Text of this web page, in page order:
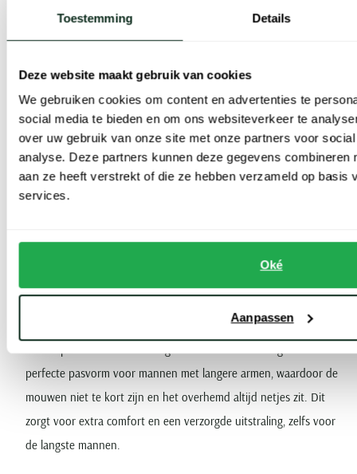
Toestemming Details
Deze website maakt gebruik van cookies
We gebruiken cookies om content en advertenties te
social media te bieden en om ons websiteverkeer te
over uw gebruik van onze site met onze partners voor
analyse. Deze partners kunnen deze gegevens combineren
aan ze heeft verstrekt of die ze hebben verzameld op basis
services.
Oké
Aanpassen
Hierdoor kun je altijd een overhemd vinden dat perfect past bij
jouw behoeften en de gelegenheid.
zijn ideaal voor een formele en professionele
uitstraling. Ze zijn perfect voor kantoor, zakelijke bijeenkomsten
of speciale gelegenheden waar een nette en verzorgde look
gewenst is.Lange mouwen overhemden van Eden Valleybieden
ook extra warmte tijdens de koudere maanden.
Korte mouwen
comfortabel en stijlvol te kleden zonder dat het te warm wordt.
overhemden van Eden Valleyzijn speciaal
perfecte pasvorm voor mannen met langere armen, waardoor de
mouwen niet te kort zijn en het overhemd altijd netjes zit. Dit
zorgt voor extra comfort en een verzorgde uitstraling, zelfs voor
de langste mannen.